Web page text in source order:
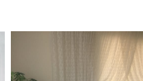
kökünü sessizlikten alır. Sessizlik,...